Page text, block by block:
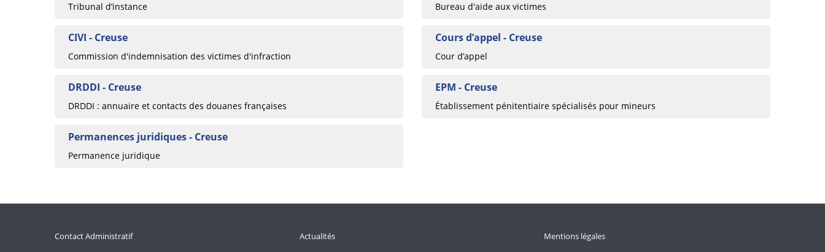
Tribunal d’instance Bureau d'aide aux victimes
CIVI - Creuse
Commission d'indemnisation des victimes d'infraction
Cours d’appel - Creuse
Cour d’appel
DRDDI - Creuse
DRDDI : annuaire et contacts des douanes françaises
EPM - Creuse
Établissement pénitentiaire spécialisés pour mineurs
Permanences juridiques - Creuse
Permanence juridique
Contact Administratif Actualités Mentions légales